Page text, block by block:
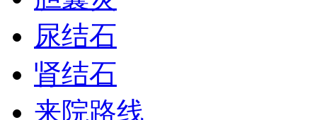
尿结石
肾结石
来院路线